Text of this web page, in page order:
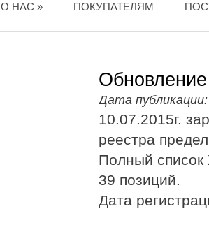
О НАС » ПОКУПАТЕЛЯМ
Дата
10.07.2015г.
реестра
Полный
39 позиций.
Дата